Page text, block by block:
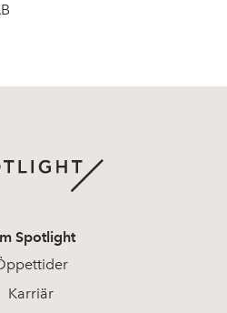
Spotlight
Karriär